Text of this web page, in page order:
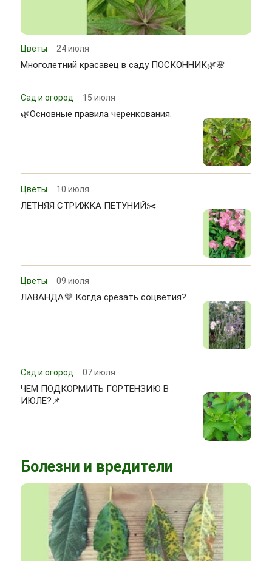
Цветы 24 июля
Многолетний красавец в саду ПОСКОННИК🌿🌸
Сад и огород 15 июля
🌿Основные правила черенкования.
Цветы 10 июля
ЛЕТНЯЯ СТРИЖКА ПЕТУНИЙ✂️
Цветы 09 июля
ЛАВАНДА💜 Когда срезать соцветия?
Сад и огород 07 июля
ЧЕМ ПОДКОРМИТЬ ГОРТЕНЗИЮ В
ИЮЛЕ?📌
Болезни и вредители